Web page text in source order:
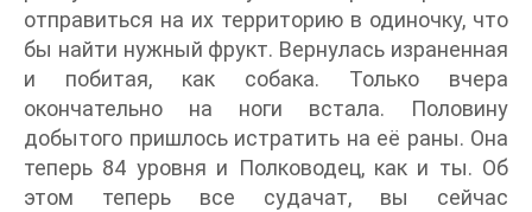
отправиться на их территорию в одиночку, что
бы найти нужный фрукт. Вернулась израненная
и побитая, как собака. Только вчера
окончательно на ноги встала. Половину
добытого пришлось истратить на её раны. Она
теперь 84 уровня и Полководец, как и ты. Об
этом теперь все судачат, вы сейчас